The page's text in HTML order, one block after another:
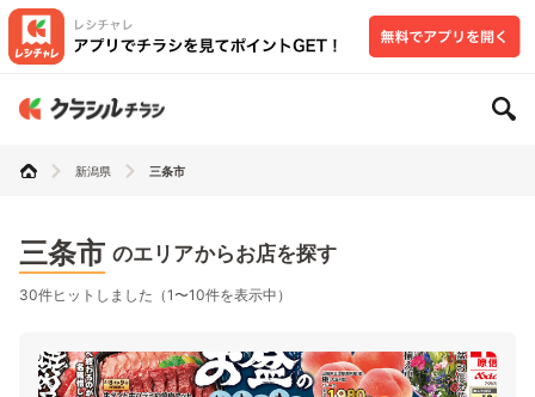
新潟県 三条市
三条市 のエリアからお店を探す
30件ヒットしました（1〜10件を表示中）